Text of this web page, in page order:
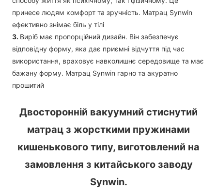
принесе людям комфорт та зручність. Матрац Synwin
ефективно знімає біль у тілі
3. Виріб має пропорційний дизайн. Він забезпечує
відповідну форму, яка дає приємні відчуття під час
використання, враховує навколишнє середовище та має
бажану форму. Матрац Synwin гарно та акуратно
прошитий
Двосторонній вакуумний стиснутий
матрац з жорсткими пружинами
кишенькового типу, виготовлений на
замовлення з китайського заводу
Synwin.